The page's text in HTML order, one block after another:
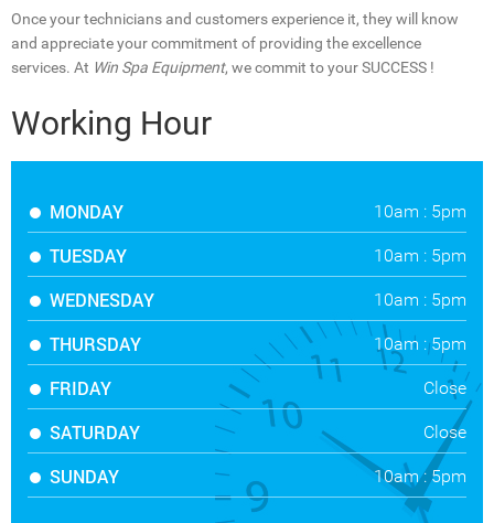
Once your technicians and customers experience it, they will know
and appreciate your commitment of providing the excellence
services. At Win Spa Equipment, we commit to your SUCCESS !
Working Hour
MONDAY 10am : 5pm
TUESDAY 10am : 5pm
WEDNESDAY 10am : 5pm
THURSDAY 10am : 5pm
FRIDAY Close
SATURDAY Close
SUNDAY 10am : 5pm